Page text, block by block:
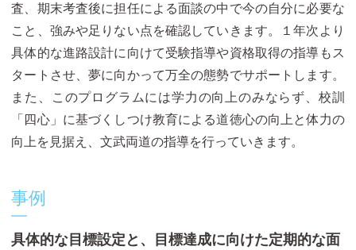
査、期末考査後に担任による面談の中で今の自分に必要な
こと、強みや足りない点を確認していきます。１年次より
具体的な進路設計に向けて受験指導や資格取得の指導もス
タートさせ、夢に向かって万全の態勢でサポートします。
また、このプログラムには学力の向上のみならず、校訓
「四心」に基づくしつけ教育による道徳心の向上と体力の
向上を見据え、文武両道の指導を行っていきます。
事例
具体的な目標設定と、目標達成に向けた定期的な面